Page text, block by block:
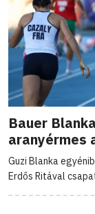
Bauer
aranyérmes
Guzi Blanka
Erdős Ritával